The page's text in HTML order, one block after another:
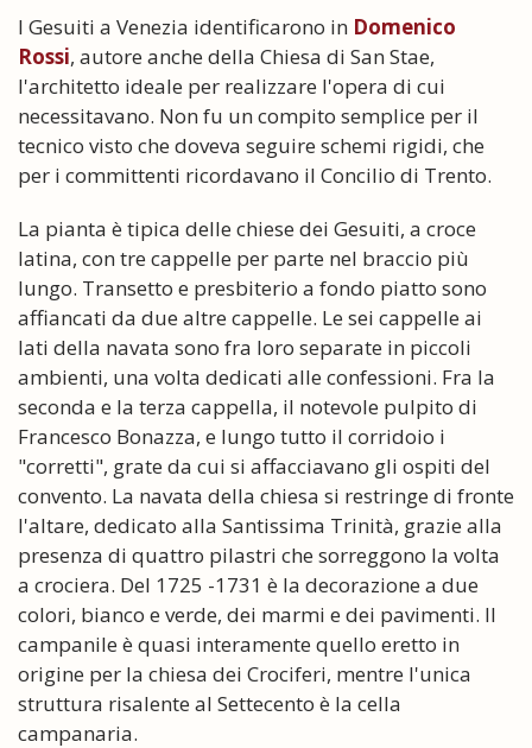
I Gesuiti a Venezia identificarono in Domenico
Rossi, autore anche della Chiesa di San Stae,
l'architetto ideale per realizzare l'opera di cui
necessitavano. Non fu un compito semplice per il
tecnico visto che doveva seguire schemi rigidi, che
per i committenti ricordavano il Concilio di Trento.
La pianta è tipica delle chiese dei Gesuiti, a croce
latina, con tre cappelle per parte nel braccio più
lungo. Transetto e presbiterio a fondo piatto sono
affiancati da due altre cappelle. Le sei cappelle ai
lati della navata sono fra loro separate in piccoli
ambienti, una volta dedicati alle confessioni. Fra la
seconda e la terza cappella, il notevole pulpito di
Francesco Bonazza, e lungo tutto il corridoio i
"corretti", grate da cui si affacciavano gli ospiti del
convento. La navata della chiesa si restringe di fronte
l'altare, dedicato alla Santissima Trinità, grazie alla
presenza di quattro pilastri che sorreggono la volta
a crociera. Del 1725 -1731 è la decorazione a due
colori, bianco e verde, dei marmi e dei pavimenti. Il
campanile è quasi interamente quello eretto in
origine per la chiesa dei Crociferi, mentre l'unica
struttura risalente al Settecento è la cella
campanaria.